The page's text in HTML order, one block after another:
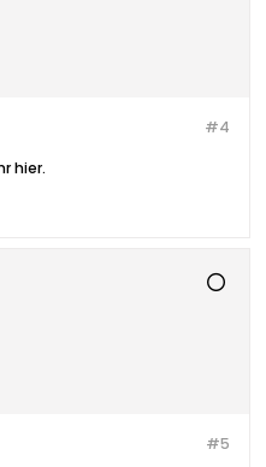
#4
hier.
#5